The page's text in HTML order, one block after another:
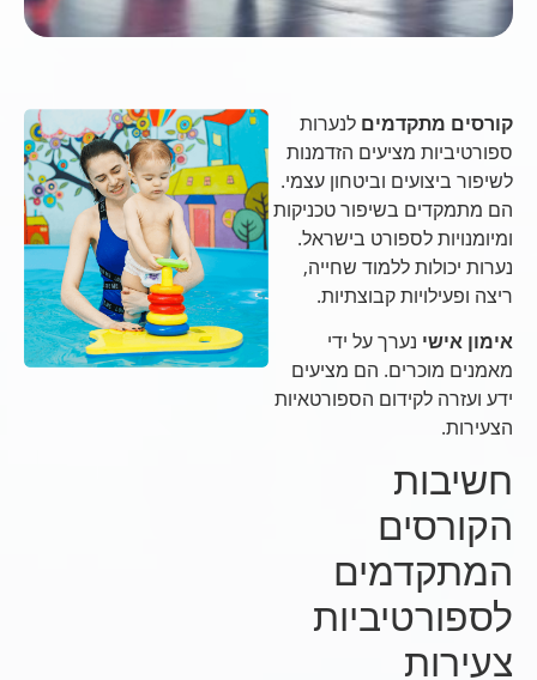
קורסים מתקדמיםלנערות
ספורטיביות מציעים הזדמנות
לשיפור ביצועים וביטחון עצמי.
הם מתמקדים בשיפור טכניקות
ומיומנויות לספורט בישראל.
נערות יכולות ללמוד שחייה,
ריצה ופעילויות קבוצתיות.
אימון אישינערך על ידי
מאמנים מוכרים. הם מציעים
ידע ועזרה לקידום הספורטאיות
הצעירות.
חשיבות
הקורסים
המתקדמים
לספורטיביות
צעירות